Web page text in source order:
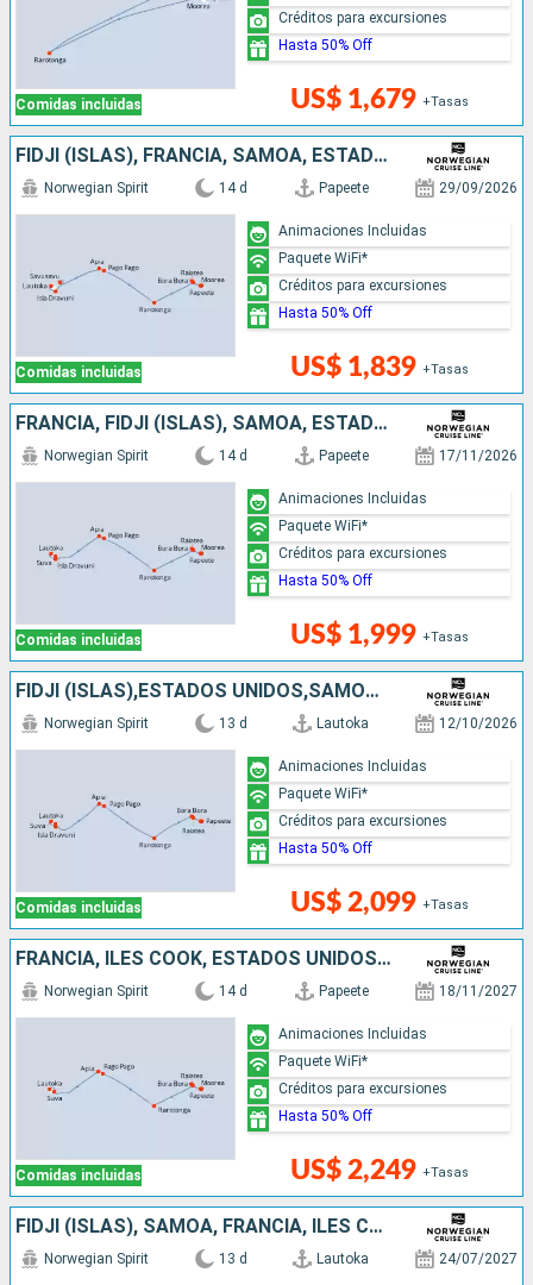
Comidas incluidas US$ 1,679 +Tasas
Créditos para excursiones
Hasta 50% Off
FIDJI (ISLAS), FRANCIA, SAMOA, ESTADOS UNIDOS, ILES COOK
Comidas incluidas
Norwegian Spirit 14 d Papeete 29/09/2026
US$ 1,839 +Tasas
Animaciones Incluidas
Paquete WiFi*
Créditos para excursiones
Hasta 50% Off
FRANCIA, FIDJI (ISLAS), SAMOA, ESTADOS UNIDOS, ILES COOK
Comidas incluidas
Norwegian Spirit 14 d Papeete 17/11/2026
US$ 1,999 +Tasas
Animaciones Incluidas
Paquete WiFi*
Créditos para excursiones
Hasta 50% Off
FIDJI (ISLAS),ESTADOS UNIDOS,SAMOA,ILES COOK,FRANCIA
Comidas incluidas
Norwegian Spirit 13 d Lautoka 12/10/2026
US$ 2,099 +Tasas
Animaciones Incluidas
Paquete WiFi*
Créditos para excursiones
Hasta 50% Off
FRANCIA, ILES COOK, ESTADOS UNIDOS, SAMOA, FIDJI (ISLAS)
Comidas incluidas
Norwegian Spirit 14 d Papeete 18/11/2027
US$ 2,249 +Tasas
Animaciones Incluidas
Paquete WiFi*
Créditos para excursiones
Hasta 50% Off
FIDJI (ISLAS), SAMOA, FRANCIA, ILES COOK
Norwegian Spirit 13 d Lautoka 24/07/2027